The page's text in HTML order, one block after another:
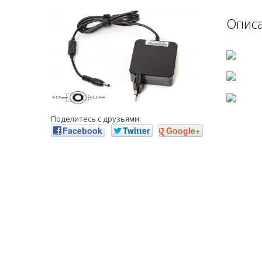
Поделитесь с друзьями:
Facebook Twitter Google+